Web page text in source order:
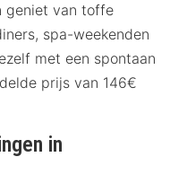
geniet van toffe
spa-weekenden
met een spontaan
prijs van 146€
in